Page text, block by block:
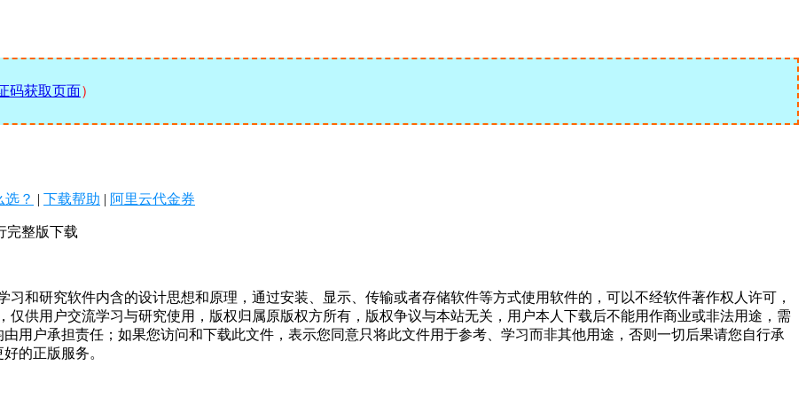
码获取页面）
选？ | 下载帮助 | 阿里云代金券
完整版下载
和研究软件内含的设计思想和原理，通过安装、显示、传输或者存储软件等方式使用软件的，可以不经软件著作权人许可，
供用户交流学习与研究使用，版权归属原版权方所有，版权争议与本站无关，用户本人下载后不能用作商业或非法用途，需
用户承担责任；如果您访问和下载此文件，表示您同意只将此文件用于参考、学习而非其他用途，否则一切后果请您自行承
的正版服务。